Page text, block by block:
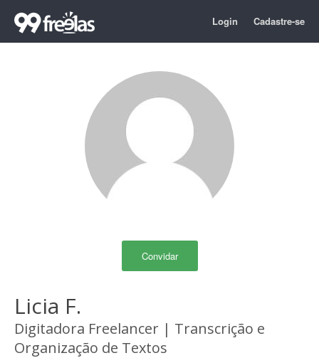
Login Cadastre-se
Convidar
Licia F.
Digitadora Freelancer | Transcrição e
Organização de Textos